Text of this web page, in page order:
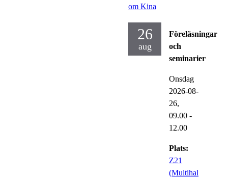
om Kina
26
aug
Föreläsningar
och
seminarier
Onsdag
2026-08-
26,
09.00 -
12.00
Plats:
Z21
(Multihal